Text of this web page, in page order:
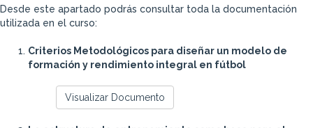
Desde este apartado podrás consultar toda la documentación
utilizada en el curso:
Criterios Metodológicos para diseñar un modelo de
formación y rendimiento integral en fútbol
Visualizar Documento